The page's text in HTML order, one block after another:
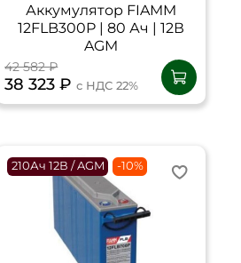
Аккумулятор FIAMM
12FLB300P | 80 Ач | 12В
AGM
42 582 ₽
38 323 ₽с НДС 22%
210Ач 12В / AGM -10%